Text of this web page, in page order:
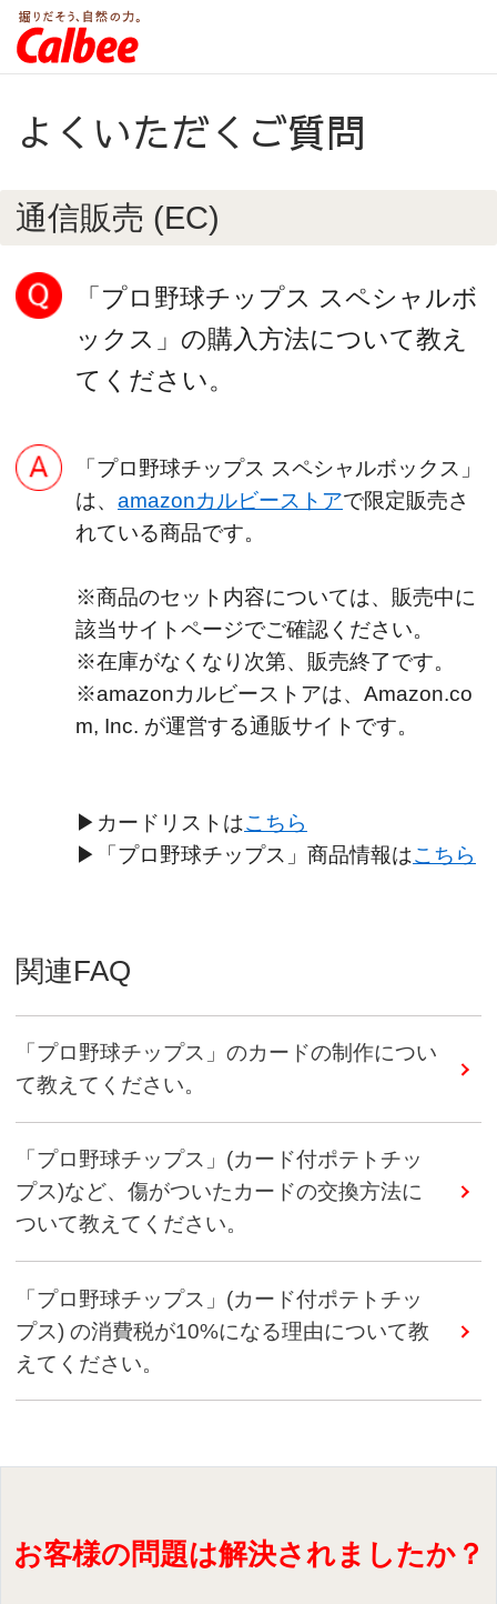
よくいただくご質問
通信販売 (EC)
「プロ野球チップス スペシャルボ
ックス」の購入方法について教え
てください。
「プロ野球チップス スペシャルボックス」
は、 amazonカルビーストアで限定販売さ
れている商品です。
※商品のセット内容については、販売中に
該当サイトページでご確認ください。
※在庫がなくなり次第、販売終了です。
※amazonカルビーストアは、Amazon.co
m, Inc. が運営する通販サイトです。
▶カードリストはこちら
▶「プロ野球チップス」商品情報はこちら
関連FAQ
「プロ野球チップス」のカードの制作につい
て教えてください。
「プロ野球チップス」(カード付ポテトチッ
プス)など、傷がついたカードの交換方法に
ついて教えてください。
「プロ野球チップス」(カード付ポテトチッ
プス) の消費税が10%になる理由について教
えてください。
お客様の問題は解決されましたか？